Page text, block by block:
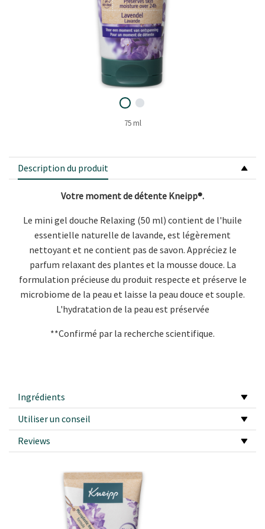
75 ml
Description du produit
Votre moment de détente Kneipp®.
Le mini gel douche Relaxing (50 ml) contient de l'huile
essentielle naturelle de lavande, est légèrement
nettoyant et ne contient pas de savon. Appréciez le
parfum relaxant des plantes et la mousse douce. La
formulation précieuse du produit respecte et préserve le
microbiome de la peau et laisse la peau douce et souple.
L'hydratation de la peau est préservée
**Confirmé par la recherche scientifique.
Ingrédients
Utiliser un conseil
Reviews